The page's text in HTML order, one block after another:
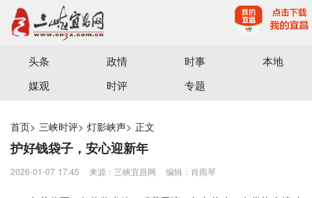
宜昌三峡融媒体中心主办
头条 政情 时事
本地
媒观
时评 专题
首页> 三峡时评> 灯影峡声> 正文
护好钱袋子，安心迎新年
2026-01-07 17:45 来源：三峡宜昌网 编辑：肖雨琴